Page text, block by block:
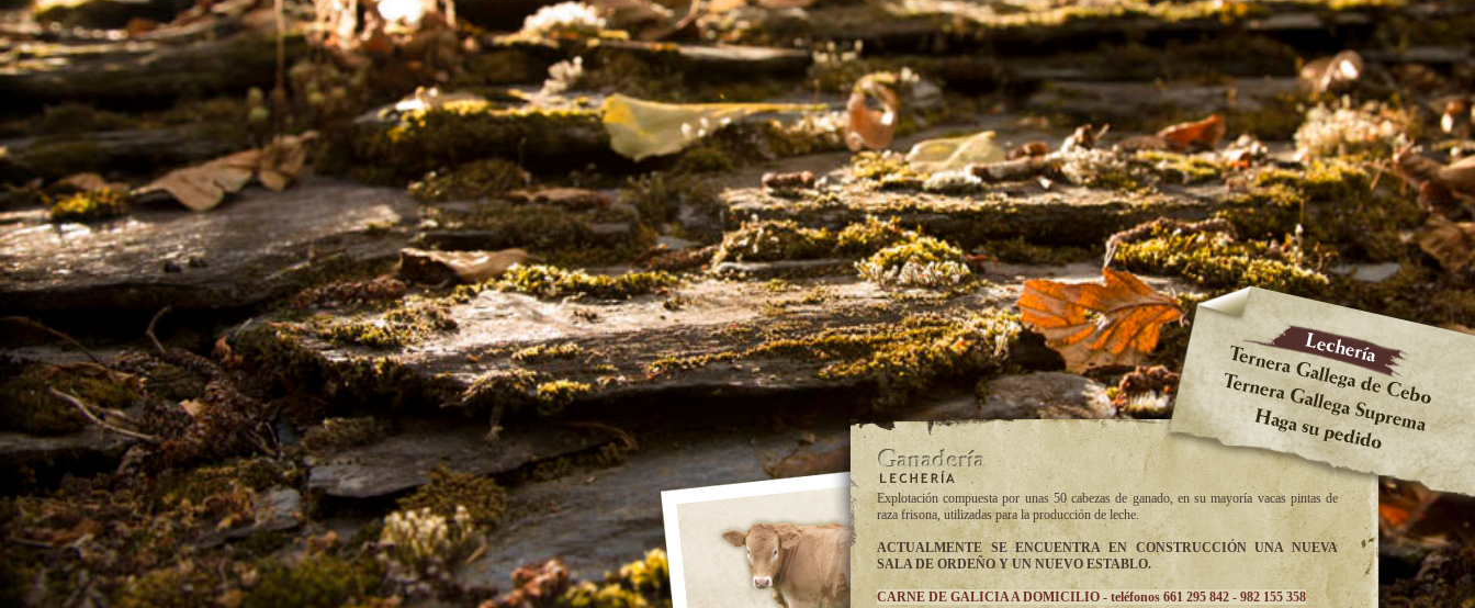
Explotación compuesta por unas 50 cabezas de ganado, en su mayoría vacas pintas de
raza frisona, utilizadas para la producción de leche.
ACTUALMENTE SE ENCUENTRA EN CONSTRUCCIÓN UNA NUEVA
SALA DE ORDEÑO Y UN NUEVO ESTABLO.
CARNE DE GALICIA A DOMICILIO - teléfonos 661 295 842 - 982 155 358